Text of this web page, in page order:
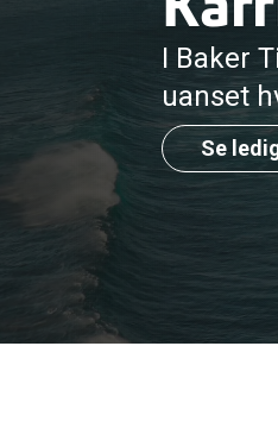
I Baker
uanset
Se